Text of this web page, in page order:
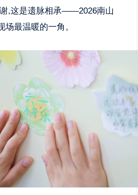
,这是遗脉相承——2026南山
场最温暖的一角。